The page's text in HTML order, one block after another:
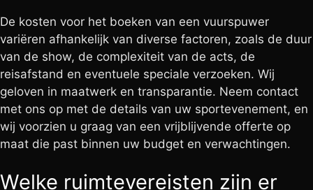
De kosten voor het boeken van een vuurspuwer
variëren afhankelijk van diverse factoren, zoals de duur
van de show, de complexiteit van de acts, de
reisafstand en eventuele speciale verzoeken. Wij
geloven in maatwerk en transparantie. Neem contact
met ons op met de details van uw sportevenement, en
wij voorzien u graag van een vrijblijvende offerte op
maat die past binnen uw budget en verwachtingen.
Welke ruimtevereisten zijn er